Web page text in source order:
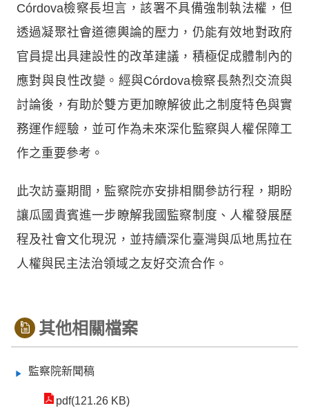
Córdova檢察長坦言，該署不具備強制執法權，但
透過凝聚社會道德輿論的壓力，仍能有效地對政府
官員提出具建設性的改革建議，積極促成體制內的
應對與良性改變。經與Córdova檢察長熱烈交流與
討論後，有助於雙方更加瞭解彼此之制度特色與實
務運作經驗，並可作為未來深化監察與人權保障工
作之重要參考。
此次訪臺期間，監察院亦安排相關參訪行程，期盼
讓瓜國貴賓進一步瞭解我國監察制度、人權發展歷
程及社會文化現況，並持續深化臺灣與瓜地馬拉在
人權與民主法治領域之友好交流合作。
其他相關檔案
監察院新聞稿
pdf(121.26 KB)